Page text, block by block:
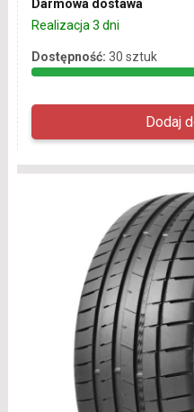
Darmowa dostawa
Realizacja 3 dni
Dostępność: 30 sztuk